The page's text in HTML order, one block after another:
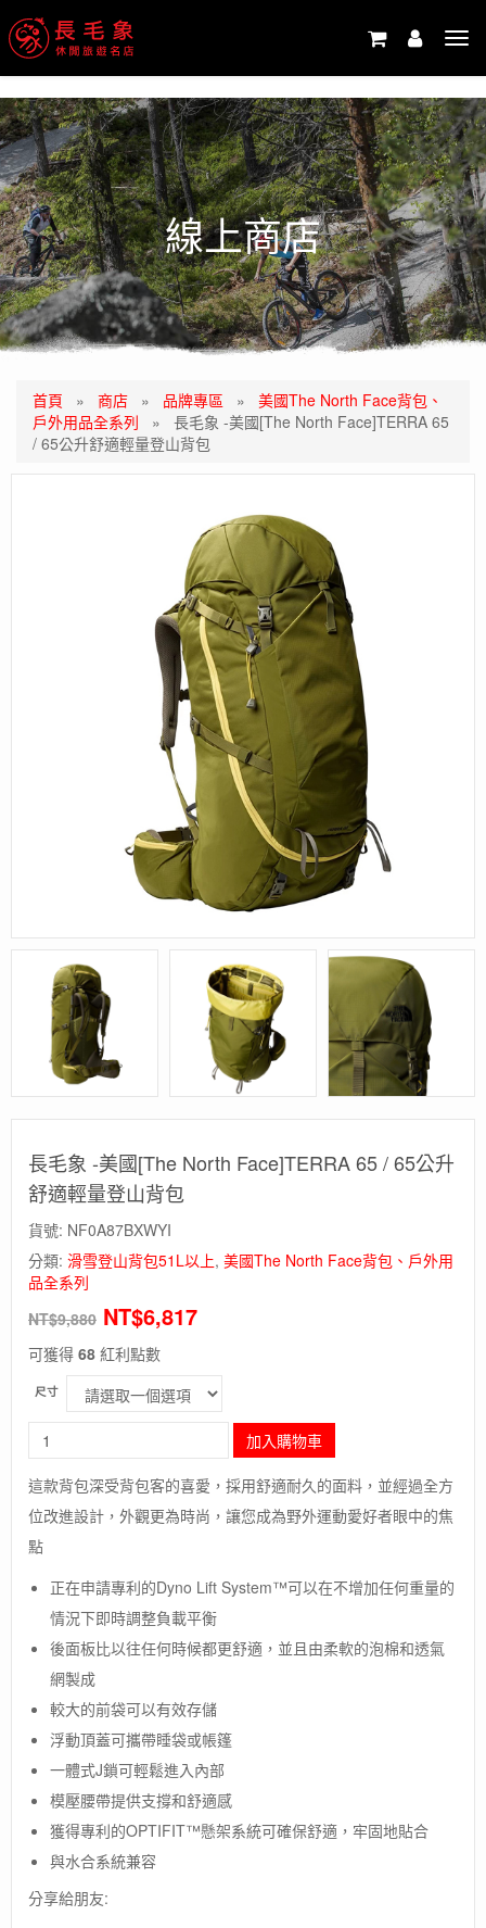
線上商店
首頁 » 商店 » 品牌專區 » 美國The North Face背包、
戶外用品全系列 » 長毛象 -美國[The North Face]TERRA 65
/ 65公升舒適輕量登山背包
長毛象 -美國[The North Face]TERRA 65 / 65公升
舒適輕量登山背包
貨號: NF0A87BXWYI
分類: 滑雪登山背包51L以上, 美國The North Face背包、戶外用
品全系列
NT$9,880 NT$6,817
可獲得 68 紅利點數
尺寸
毛
象
-
美
國
[The
North
升
舒
輕
量
背
包
數
加入購物車
這款背包深受背包客的喜愛，採用舒適耐久的面料，並經過全方
位改進設計，外觀更為時尚，讓您成為野外運動愛好者眼中的焦
點
正在申請專利的Dyno Lift System™可以在不增加任何重量的
情況下即時調整負載平衡
後面板比以往任何時候都更舒適，並且由柔軟的泡棉和透氣
網製成
較大的前袋可以有效存儲
浮動頂蓋可攜帶睡袋或帳篷
一體式J鎖可輕鬆進入內部
模壓腰帶提供支撐和舒適感
獲得專利的OPTIFIT™懸架系統可確保舒適，牢固地貼合
與水合系統兼容
分享給朋友: